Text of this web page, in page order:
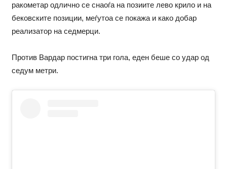
ракометар одлично се снаоѓа на позиите лево крило и на
бековските позиции, меѓутоа се покажа и како добар
реализатор на седмерци.
Против Вардар постигна три гола, еден беше со удар од
седум метри.